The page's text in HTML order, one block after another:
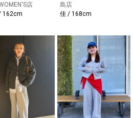
店
162cm
島店
佳 / 168cm